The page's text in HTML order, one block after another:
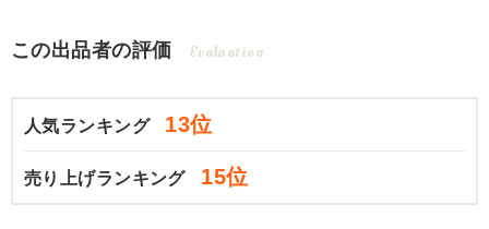
この出品者の評価 Evaluation
人気ランキング 13位
売り上げランキング 15位